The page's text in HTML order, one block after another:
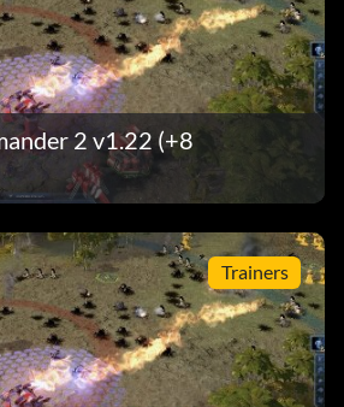
2 v1.22 (+8
Trainers